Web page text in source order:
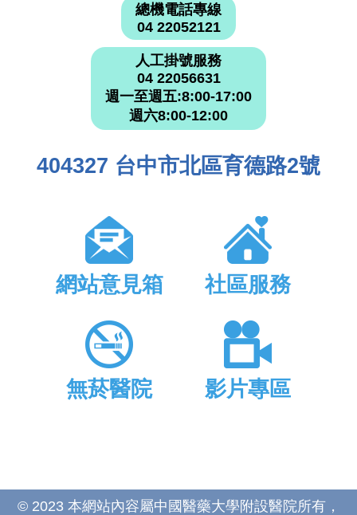
總機電話專線
04 22052121
人工掛號服務
04 22056631
週一至週五:8:00-17:00
週六8:00-12:00
404327 台中市北區育德路2號
網站意見箱 社區服務
無菸醫院 影片專區
© 2023 本網站內容屬中國醫藥大學附設醫院所有，